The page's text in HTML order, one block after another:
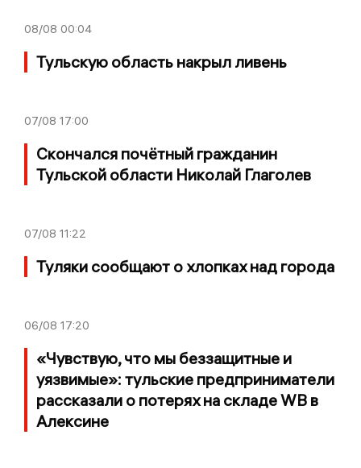
08/08 00:04
Тульскую область накрыл ливень
07/08 17:00
Скончался почётный гражданин
Тульской области Николай Глаголев
07/08 11:22
Туляки сообщают о хлопках над города
06/08 17:20
«Чувствую, что мы беззащитные и
уязвимые»: тульские предприниматели
рассказали о потерях на складе WB в
Алексине